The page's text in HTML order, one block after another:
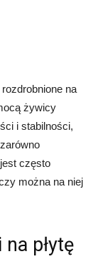
na
żywicy
i stabilności,
często
można na niej
na płytę